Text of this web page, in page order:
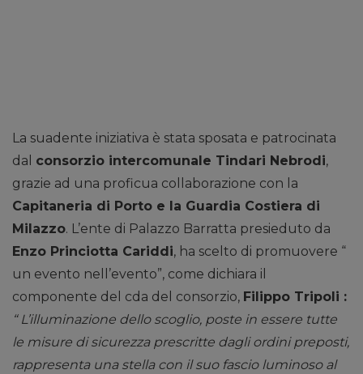
La suadente iniziativa è stata sposata e patrocinata
dal consorzio intercomunale Tindari Nebrodi,
grazie ad una proficua collaborazione con la
Capitaneria di Porto e la Guardia Costiera di
Milazzo. L’ente di Palazzo Barratta presieduto da
Enzo Princiotta Cariddi, ha scelto di promuovere “
un evento nell’evento”, come dichiara il
componente del cda del consorzio, Filippo Tripoli :
“ L’illuminazione dello scoglio, poste in essere tutte
le misure di sicurezza prescritte dagli ordini preposti,
rappresenta una stella con il suo fascio luminoso al